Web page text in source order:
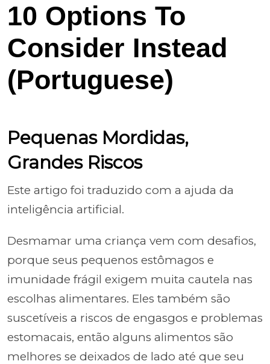
10 Options To
Consider Instead
(Portuguese)
Pequenas Mordidas,
Grandes Riscos
Este artigo foi traduzido com a ajuda da
inteligência artificial.
Desmamar uma criança vem com desafios,
porque seus pequenos estômagos e
imunidade frágil exigem muita cautela nas
escolhas alimentares. Eles também são
suscetíveis a riscos de engasgos e problemas
estomacais, então alguns alimentos são
melhores se deixados de lado até que seu